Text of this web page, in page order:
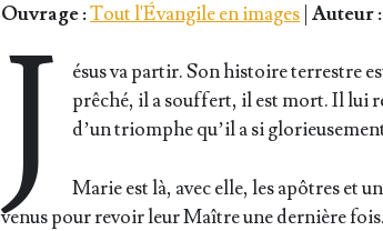
Ouvrage :Tout l'Évangile en images |Auteur :
J
ésus va par­tir. Son his­toire ter­restre
prê­ché, il a souf­fert, il est mort. Il lui
d’un triomphe qu’il a si
Marie est là, avec elle, les apôtres et
venus pour revoir leur Maître une der­nière